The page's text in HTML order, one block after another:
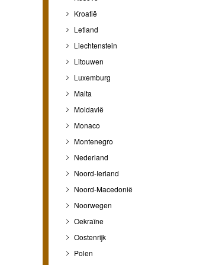
Kroatië
Letland
Liechtenstein
Litouwen
Luxemburg
Malta
Moldavië
Monaco
Montenegro
Nederland
Noord-Ierland
Noord-Macedonië
Noorwegen
Oekraïne
Oostenrijk
Polen